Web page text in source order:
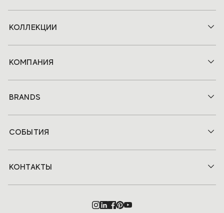
КОЛЛЕКЦИИ
КОМПАНИЯ
BRANDS
СОБЫТИЯ
КОНТАКТЫ